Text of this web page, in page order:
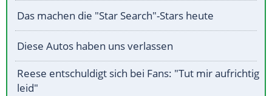
Das machen die "Star Search"-Stars heute
Diese Autos haben uns verlassen
Reese entschuldigt sich bei Fans: "Tut mir aufrichtig
leid"